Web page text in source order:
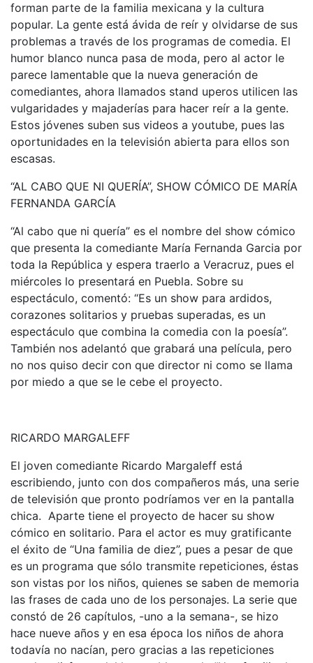
forman parte de la familia mexicana y la cultura
popular. La gente está ávida de reír y olvidarse de sus
problemas a través de los programas de comedia. El
humor blanco nunca pasa de moda, pero al actor le
parece lamentable que la nueva generación de
comediantes, ahora llamados stand uperos utilicen las
vulgaridades y majaderías para hacer reír a la gente.
Estos jóvenes suben sus videos a youtube, pues las
oportunidades en la televisión abierta para ellos son
escasas.
“AL CABO QUE NI QUERÍA”, SHOW CÓMICO DE MARÍA
FERNANDA GARCÍA
“Al cabo que ni quería” es el nombre del show cómico
que presenta la comediante María Fernanda Garcia por
toda la República y espera traerlo a Veracruz, pues el
miércoles lo presentará en Puebla. Sobre su
espectáculo, comentó: “Es un show para ardidos,
corazones solitarios y pruebas superadas, es un
espectáculo que combina la comedia con la poesía”.
También nos adelantó que grabará una película, pero
no nos quiso decir con que director ni como se llama
por miedo a que se le cebe el proyecto.
RICARDO MARGALEFF
El joven comediante Ricardo Margaleff está
escribiendo, junto con dos compañeros más, una serie
de televisión que pronto podríamos ver en la pantalla
chica. Aparte tiene el proyecto de hacer su show
cómico en solitario. Para el actor es muy gratificante
el éxito de “Una familia de diez”, pues a pesar de que
es un programa que sólo transmite repeticiones, éstas
son vistas por los niños, quienes se saben de memoria
las frases de cada uno de los personajes. La serie que
constó de 26 capítulos, -uno a la semana-, se hizo
hace nueve años y en esa época los niños de ahora
todavía no nacían, pero gracias a las repeticiones